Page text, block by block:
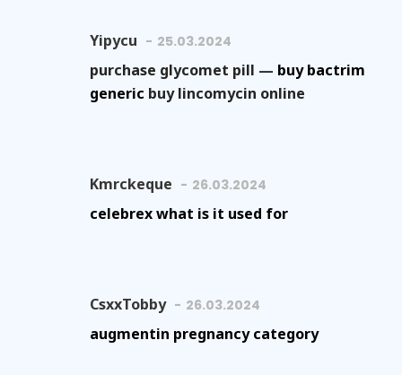
Yipycu 25.03.2024
purchase glycomet pill — buy bactrim
generic buy lincomycin online
Kmrckeque 26.03.2024
celebrex what is it used for
CsxxTobby 26.03.2024
augmentin pregnancy category